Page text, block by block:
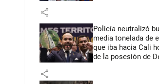
share
Policía neutralizó
media tonelada de
que iba hacia Cali
de la posesión de
share